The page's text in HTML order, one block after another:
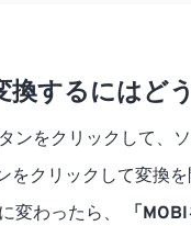
換するにはど
ンをクリックして、
をクリックして変換を
変わったら、
「